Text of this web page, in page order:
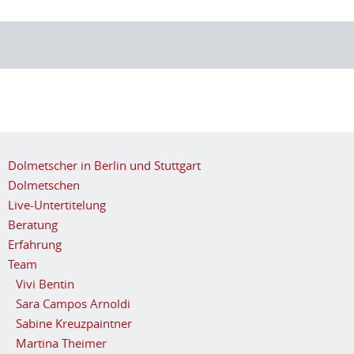
Dolmetscher in Berlin und Stuttgart
Dolmetschen
Live-Untertitelung
Beratung
Erfahrung
Team
Vivi Bentin
Sara Campos Arnoldi
Sabine Kreuzpaintner
Martina Theimer